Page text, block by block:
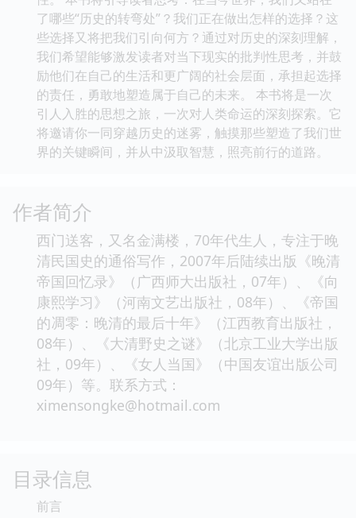
了哪些“历史的转弯处”？我们正在做出怎样的选择？这
些选择又将把我们引向何方？通过对历史的深刻理解，
我们希望能够激发读者对当下现实的批判性思考，并鼓
励他们在自己的生活和更广阔的社会层面，承担起选择
的责任，勇敢地塑造属于自己的未来。 本书将是一次
引人入胜的思想之旅，一次对人类命运的深刻探索。它
将邀请你一同穿越历史的迷雾，触摸那些塑造了我们世
界的关键瞬间，并从中汲取智慧，照亮前行的道路。
作者简介
西门送客，又名金满楼，70年代生人，专注于晚
清民国史的通俗写作，2007年后陆续出版《晚清
帝国回忆录》（广西师大出版社，07年）、《向
康熙学习》（河南文艺出版社，08年）、《帝国
的凋零：晚清的最后十年》（江西教育出版社，
08年）、《大清野史之谜》（北京工业大学出版
社，09年）、《女人当国》（中国友谊出版公司
09年）等。联系方式：
ximensongke@hotmail.com
目录信息
前言